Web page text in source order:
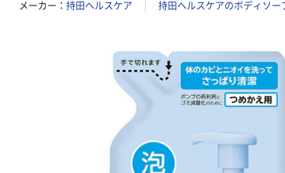
メーカー 持田ヘルスケア 持田ヘルスケアのボディソー